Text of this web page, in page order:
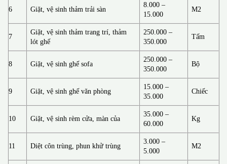
6 Giặt, vệ sinh thảm trải sàn
8.000 –
15.000
M2
7
Giặt, vệ sinh thảm trang trí, thảm
lót ghế
250.000 –
350.000
Tấm
8 Giặt, vệ sinh ghế sofa
250.000 –
350.000
Bộ
9 Giặt, vệ sinh ghế văn phòng
15.000 –
35.000
Chiếc
10 Giặt, vệ sinh rèm cửa, màn của
35.000 –
60.000
Kg
11 Diệt côn trùng, phun khử trùng
3.000 –
5.000
M2